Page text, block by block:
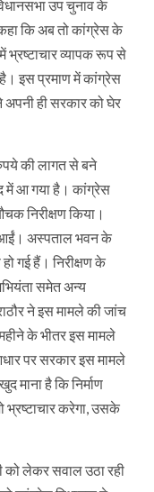
उप चुनाव के
कि अब तो कांग्रेस के
व्यापक रूप से
है। इस प्रमाण में कांग्रेस
अपनी ही सरकार को घेर
की लागत से बने
में आ गया है। कांग्रेस
निरीक्षण किया।
आईं। अस्पताल भवन के
गई हैं। निरीक्षण के
समेत अन्य
ने इस मामले की जांच
के भीतर इस मामले
पर सरकार इस मामले
माना है कि निर्माण
भ्रष्टाचार करेगा, उसके
को लेकर सवाल उठा रही